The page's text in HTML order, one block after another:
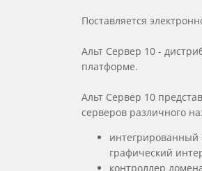
Поставляется
Альт Сервер 10 -
платформе.
Альт Сервер 10
серверов различного
интегрированный
графический
контроллер